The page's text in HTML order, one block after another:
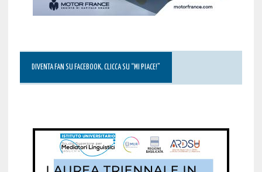
DIVENTA FAN SU FACEBOOK, CLICCA SU “MI PIACE!”